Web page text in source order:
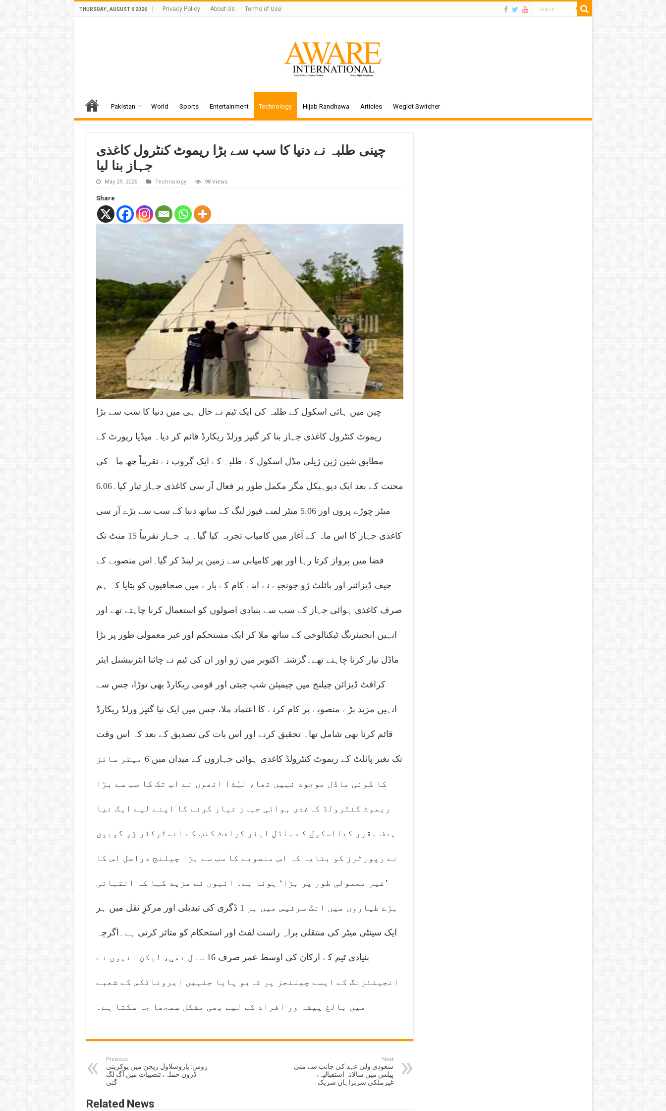
THURSDAY , AUGUST 6 2026 Privacy Policy About Us Terms of Use
Pakistan World Sports Entertainment Technology Hijab Randhawa Articles Weglot Switcher
چینی طلبہ نے دنیا کا سب سے بڑا ریموٹ کنٹرول کاغذی
جہاز بنا لیا
May 29, 2026 Technology 98 Views
Share
چین میں ہائی اسکول کے طلبہ کی ایک ٹیم نے حال ہی میں دنیا کا سب سے بڑا
ریموٹ کنٹرول کاغذی جہاز بنا کر گنیز ورلڈ ریکارڈ قائم کر دیا۔ میڈیا رپورٹ کے
مطابق شین ژین ژیلی مڈل اسکول کے طلبہ کے ایک گروپ نے تقریباً چھ ماہ کی
محنت کے بعد ایک دیوہیکل مگر مکمل طور پر فعال آر سی کاغذی جہاز تیار کیا۔6.06
میٹر چوڑے پروں اور 5.06 میٹر لمبے فیوز لیگ کے ساتھ دنیا کے سب سے بڑے آر سی
کاغذی جہاز کا اس ماہ کے آغاز میں کامیاب تجربہ کیا گیا۔ یہ جہاز تقریباً 15 منٹ تک
فضا میں پرواز کرتا رہا اور پھر کامیابی سے زمین پر لینڈ کر گیا۔اس منصوبے کے
چیف ڈیزائنر اور پائلٹ ژو جونجیے نے اپنے کام کے بارے میں صحافیوں کو بتایا کہ ہم
صرف کاغذی ہوائی جہاز کے سب سے بنیادی اصولوں کو استعمال کرنا چاہتے تھے اور
انہیں انجینئرنگ ٹیکنالوجی کے ساتھ ملا کر ایک مستحکم اور غیر معمولی طور پر بڑا
ماڈل تیار کرنا چاہتے تھے۔گزشتہ اکتوبر میں ژو اور ان کی ٹیم نے چائنا انٹرنیشنل ایئر
کرافٹ ڈیزائن چیلنج میں چیمپئن شپ جیتی اور قومی ریکارڈ بھی توڑا، جس سے
انہیں مزید بڑے منصوبے پر کام کرنے کا اعتماد ملا، جس میں ایک نیا گنیز ورلڈ ریکارڈ
قائم کرنا بھی شامل تھا۔ تحقیق کرنے اور اس بات کی تصدیق کے بعد کہ اس وقت
تک بغیر پائلٹ کے ریموٹ کنٹرولڈ کاغذی ہوائی جہازوں کے میدان میں 6 میٹر سائز
کا کوئی ماڈل موجود نہیں تھا، لہٰذا انھوں نے اب تک کا سب سے بڑا
ریموٹ کنٹرولڈ کاغذی ہوائی جہاز تیار کرنے کا اپنے لیے ایک نیا
ہدف مقرر کیااسکول کے ماڈل ایئر کرافٹ کلب کے انسٹرکٹر ژو گویون
نے رپورٹرز کو بتایا کہ اس منصوبے کا سب سے بڑا چیلنج دراصل اس کا
’غیر معمولی طور پر بڑا‘ ہونا ہے۔ انہوں نے مزید کہا کہ انتہائی
بڑے طیاروں میں انگ سرفیس میں ہر 1 ڈگری کی تبدیلی اور مرکزِ ثقل میں ہر
ایک سینٹی میٹر کی منتقلی براہِ راست لفٹ اور استحکام کو متاثر کرتی ہے۔اگرچہ
بنیادی ٹیم کے ارکان کی اوسط عمر صرف 16 سال تھی، لیکن انہوں نے
انجینئرنگ کے ایسے چیلنجز پر قابو پایا جنہیں ایروناٹکس کے شعبے
میں بالغ پیشہ ور افراد کے لیے بھی مشکل سمجھا جا سکتا ہے۔
Previous
روس: یاروسلاول ریجن میں یوکرینی
ڈرون حملہ، تنصیبات میں آگ لگ
گئی
Next
سعودی ولی عہد کی جانب سے منیٰ
پیلس میں سالانہ استقبالیہ،
غیرملکی سربراہان شریک
Related News